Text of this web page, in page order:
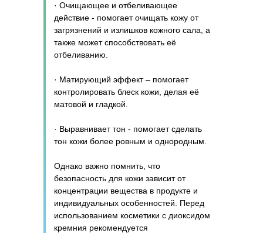
· Очищающее и отбеливающее
действие - помогает очищать кожу от
загрязнений и излишков кожного сала, а
также может способствовать её
отбеливанию.
· Матирующий эффект – помогает
контролировать блеск кожи, делая её
матовой и гладкой.
· Выравнивает тон - помогает сделать
тон кожи более ровным и однородным.
Однако важно помнить, что
безопасность для кожи зависит от
концентрации вещества в продукте и
индивидуальных особенностей. Перед
использованием косметики с диоксидом
кремния рекомендуется